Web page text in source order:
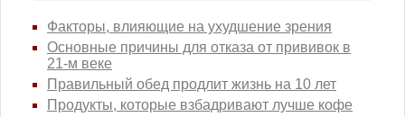
Факторы, влияющие на ухудшение зрения
Основные причины для отказа от прививок в
21-м веке
Правильный обед продлит жизнь на 10 лет
Продукты, которые взбадривают лучше кофе